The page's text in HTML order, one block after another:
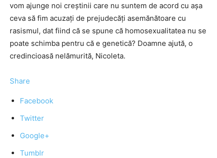
vom ajunge noi creștinii care nu suntem de acord cu așa
ceva să fim acuzați de prejudecăți asemănătoare cu
rasismul, dat fiind că se spune că homosexualitatea nu se
poate schimba pentru că e genetică? Doamne ajută, o
credincioasă nelămurită, Nicoleta.
Share
Facebook
Twitter
Google+
Tumblr